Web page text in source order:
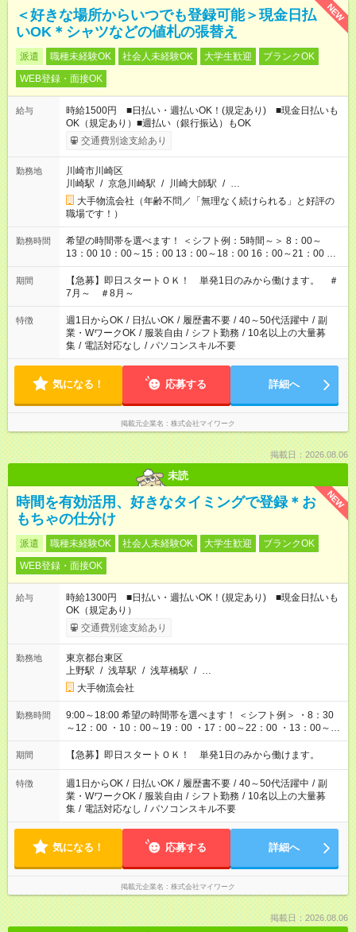
NEW
＜好きな場所からいつでも登録可能＞現金日払
いOK＊シャツなどの値札の張替え
派遣 職種未経験OK 社会人未経験OK 大学生歓迎
ブランクOK
WEB登録・面接OK
給与
時給1500円 ■日払い・週払いOK！(規定あり) ■現金日払いも
OK（規定あり）■週払い（銀行振込）もOK
交通費別途支給あり
勤務地
川崎市川崎区
川崎駅 / 京急川崎駅 / 川崎大師駅 / …
大手物流会社（年齢不問／「無理なく続けられる」と好評の
職場です！）
勤務時間
希望の時間帯を選べます！ ＜シフト例：5時間～＞ 8：00～
13：00 10：00～15：00 13：00～18：00 16：00～21：00 ＜
シフト例：8時間～＞ ・10：00～19：00 ・13：00～22：00 ・
22：00～翌6：00 など！是非ご希望をお聞かせください！
期間
【急募】即日スタートＯＫ！ 単発1日のみから働けます。 ＃
7月～ ＃8月～
特徴 週1日からOK / 日払いOK / 履歴書不要 / 40～50代活躍中 / 副
業・WワークOK / 服装自由 / シフト勤務 / 10名以上の大量募
集 / 電話対応なし / パソコンスキル不要
気になる！ 応募する 詳細へ
掲載元企業名 株式会社マイワーク
掲載日：2026.08.06
未読
NEW
時間を有効活用、好きなタイミングで登録＊お
もちゃの仕分け
派遣 職種未経験OK 社会人未経験OK 大学生歓迎
ブランクOK
WEB登録・面接OK
給与
時給1300円 ■日払い・週払いOK！(規定あり) ■現金日払いも
OK（規定あり）
交通費別途支給あり
勤務地
東京都台東区
上野駅 / 浅草駅 / 浅草橋駅 / …
大手物流会社
勤務時間
9:00～18:00 希望の時間帯を選べます！ ＜シフト例＞ ・8：30
～12：00 ・10：00～19：00 ・17：00～22：00 ・13：00～
22：00 ・22：00～翌6：00 など
期間 【急募】即日スタートＯＫ！ 単発1日のみから働けます。
特徴 週1日からOK / 日払いOK / 履歴書不要 / 40～50代活躍中 / 副
業・WワークOK / 服装自由 / シフト勤務 / 10名以上の大量募
集 / 電話対応なし / パソコンスキル不要
気になる！ 応募する 詳細へ
掲載元企業名 株式会社マイワーク
掲載日：2026.08.06